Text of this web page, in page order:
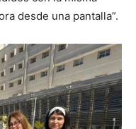
desde una pantalla”.